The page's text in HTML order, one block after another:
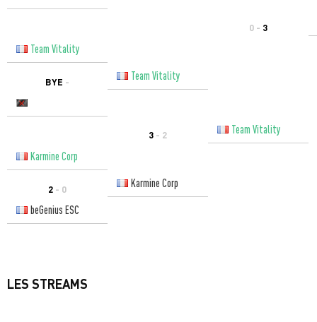
0 - 3
Team Vitality
BYE - Team Vitality
3 - 2
Team Vitality
Karmine Corp
2 - 0
Karmine Corp
beGenius ESC
LES STREAMS